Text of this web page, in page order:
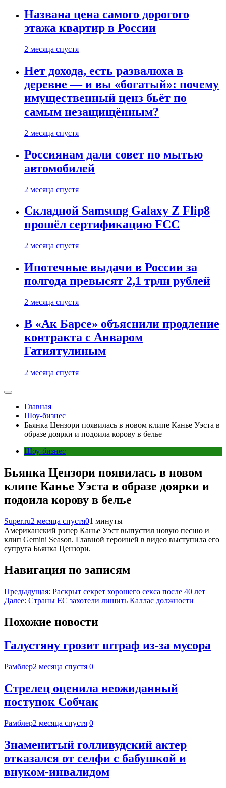
Названа цена самого дорогого
этажа квартир в России
2 месяца спустя
Нет дохода, есть развалюха в
деревне — и вы «богатый»: почему
имущественный ценз бьёт по
самым незащищённым?
2 месяца спустя
Россиянам дали совет по мытью
автомобилей
2 месяца спустя
Складной Samsung Galaxy Z Flip8
прошёл сертификацию FCC
2 месяца спустя
Ипотечные выдачи в России за
полгода превысят 2,1 трлн рублей
2 месяца спустя
В «Ак Барсе» объяснили продление
контракта с Анваром
Гатиятулиным
2 месяца спустя
Главная
Шоу-бизнес
Бьянка Цензори появилась в новом клипе Канье Уэста в
образе доярки и подоила корову в белье
Шоу-бизнес
Бьянка Цензори появилась в новом
клипе Канье Уэста в образе доярки и
подоила корову в белье
Super.ru2 месяца спустя01 минуты
Американский рэпер Канье Уэст выпустил новую песню и
клип Gemini Season. Главной героиней в видео выступила его
супруга Бьянка Цензори.
Навигация по записям
Предыдущая: Раскрыт секрет хорошего секса после 40 лет
Далее: Страны ЕС захотели лишить Каллас должности
Похожие новости
Галустяну грозит штраф из-за мусора
Рамблер2 месяца спустя 0
Стрелец оценила неожиданный
поступок Собчак
Рамблер2 месяца спустя 0
Знаменитый голливудский актер
отказался от селфи с бабушкой и
внуком-инвалидом